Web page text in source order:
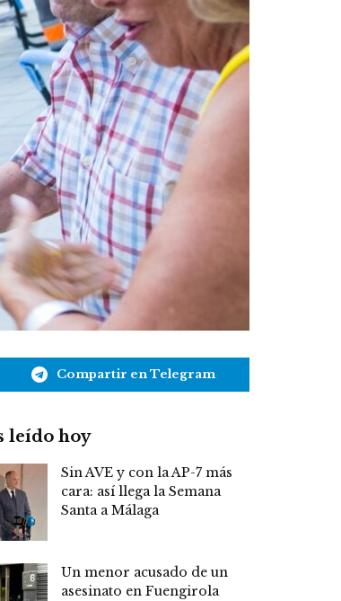
Compartir en Telegram
leído hoy
Sin AVE y con la AP-7 más
cara: así llega la Semana
Santa a Málaga
Un menor acusado de un
asesinato en Fuengirola